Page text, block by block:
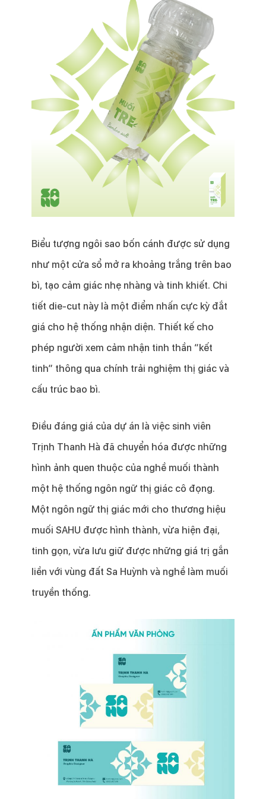
Biểu tượng ngôi sao bốn cánh được sử dụng
như một cửa sổ mở ra khoảng trắng trên bao
bì, tạo cảm giác nhẹ nhàng và tinh khiết. Chi
tiết die-cut này là một điểm nhấn cực kỳ đắt
giá cho hệ thống nhận diện. Thiết kế cho
phép người xem cảm nhận tinh thần “kết
tinh” thông qua chính trải nghiệm thị giác và
cấu trúc bao bì.
Điều đáng giá của dự án là việc sinh viên
Trịnh Thanh Hà đã chuyển hóa được những
hình ảnh quen thuộc của nghề muối thành
một hệ thống ngôn ngữ thị giác cô đọng.
Một ngôn ngữ thị giác mới cho thương hiệu
muối SAHU được hình thành, vừa hiện đại,
tinh gọn, vừa lưu giữ được những giá trị gắn
liền với vùng đất Sa Huỳnh và nghề làm muối
truyền thống.